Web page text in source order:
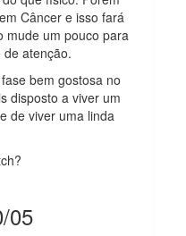
Câncer e isso fará
mude um pouco para
de atenção.
bem gostosa no
disposto a viver um
de viver uma linda
05